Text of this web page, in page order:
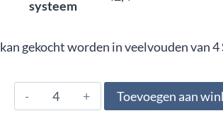
systeem
kan gekocht worden in veelvouden van 4
304.424.0426,
Arm
Toevoegen aan